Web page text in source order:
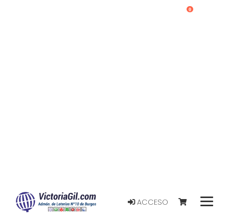
ACCESO
0